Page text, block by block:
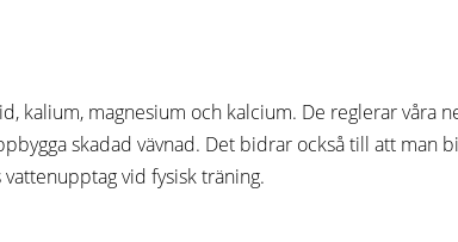
kalium, magnesium och kalcium. De reglerar
skadad vävnad. Det bidrar också till att man
vid fysisk träning.